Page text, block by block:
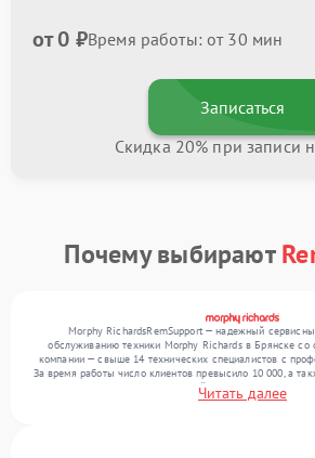
от 0 ₽Время работы: от 30 мин
Записаться
Скидка 20% при записи
Почему выбирают
Morphy RichardsRemSupport — надежный
обслуживанию техники Morphy Richards в Брянске со
компании — свыше 14 технических специалистов с
За время работы число клиентов превысило 10 000, а
ремонтов. Ежемесячно в сервисный центр поступает
. Мы беремся за задачи любой сложности и
Читать далее